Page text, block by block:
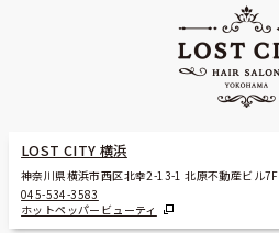
LOST CITY 横浜
神奈川県横浜市西区北幸2-13-1 北原不動産ビル7F
045-534-3583
ホットペッパービューティ